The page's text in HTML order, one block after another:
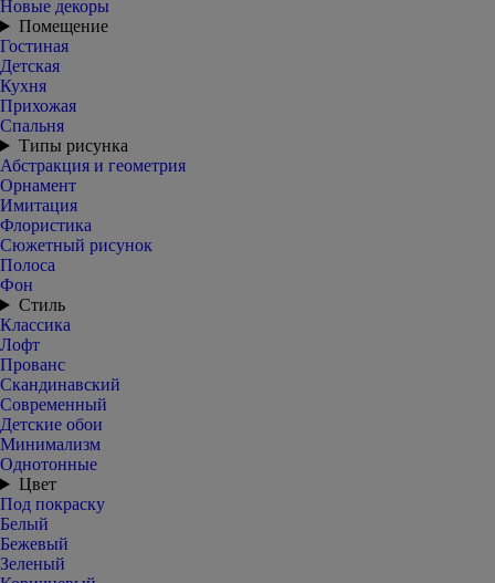
Новые декоры
Помещение
Гостиная
Детская
Кухня
Прихожая
Спальня
Типы рисунка
Абстракция и геометрия
Орнамент
Имитация
Флористика
Сюжетный рисунок
Полоса
Фон
Стиль
Классика
Лофт
Прованс
Скандинавский
Современный
Детские обои
Минимализм
Однотонные
Цвет
Под покраску
Белый
Бежевый
Зеленый